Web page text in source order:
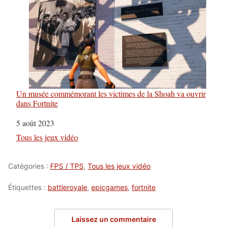
Un musée commémorant les victimes de la Shoah va ouvrir
dans Fortnite
Date
5 août 2023
Par rapport à
Tous les jeux vidéo
Catégories : FPS / TPS, Tous les jeux vidéo
Étiquettes : battleroyale, epicgames, fortnite
Laissez un commentaire